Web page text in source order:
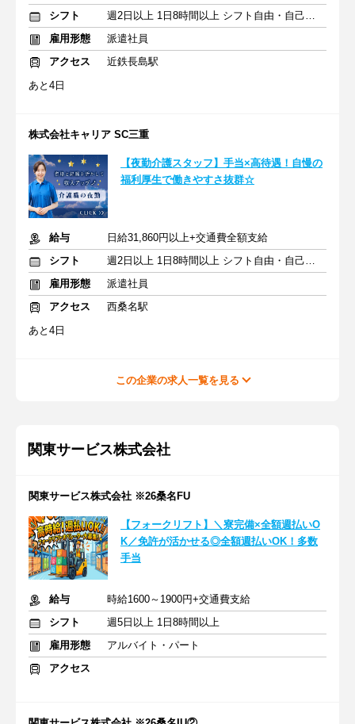
シフト
週2日以上 1日8時間以上 シフト自由・自己申告
雇用形態
派遣社員
アクセス
近鉄長島駅
あと4日
株式会社キャリア SC三重
【夜勤介護スタッフ】手当×高待遇！自慢の
福利厚生で働きやすさ抜群☆
給与
日給31,860円以上+交通費全額支給
シフト
週2日以上 1日8時間以上 シフト自由・自己申告
雇用形態
派遣社員
アクセス
西桑名駅
あと4日
この企業の求人一覧を見る
関東サービス株式会社
関東サービス株式会社 ※26桑名FU
【フォークリフト】＼寮完備×全額週払いO
K／免許が活かせる◎全額週払いOK！多数
手当
給与
時給1600～1900円+交通費支給
シフト
週5日以上 1日8時間以上
雇用形態
アルバイト・パート
アクセス